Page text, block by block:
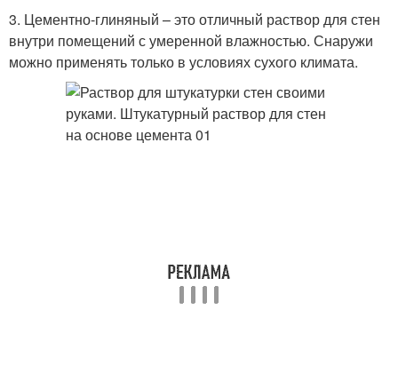
3. Цементно-глиняный – это отличный раствор для стен
внутри помещений с умеренной влажностью. Снаружи
можно применять только в условиях сухого климата.